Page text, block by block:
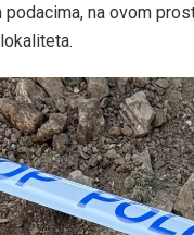
na ovom